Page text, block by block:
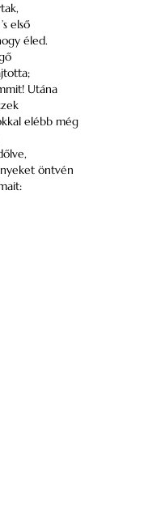
első
éled.
Utána
elébb még
öntvén